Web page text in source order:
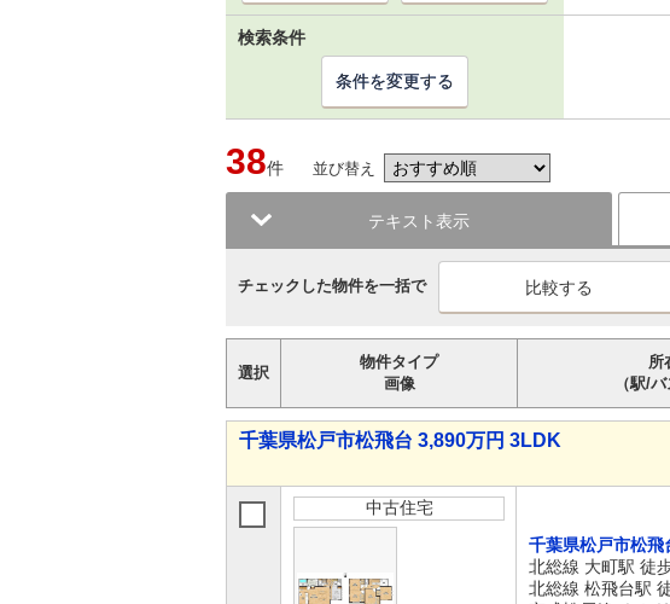
検索条件
条件を変更する
38件 並び替え
テキスト表示
チェックした物件を一括で
選択
物件タイプ
画像
所
（駅/
千葉県松戸市松飛台 3,890万円 3LDK
中古住宅
千葉県松戸市松飛
北総線 大町駅 徒
北総線 松飛台駅